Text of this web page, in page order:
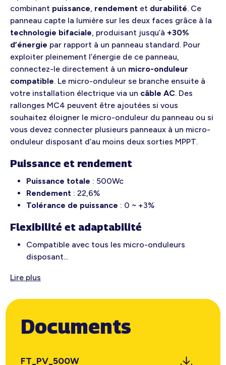
combinant puissance, rendement et durabilité. Ce
panneau capte la lumière sur les deux faces grâce à la
technologie bifaciale, produisant jusqu’à +30%
d’énergie par rapport à un panneau standard. Pour
exploiter pleinement l’énergie de ce panneau,
connectez-le directement à un micro-onduleur
compatible. Le micro-onduleur se branche ensuite à
votre installation électrique via un câble AC. Des
rallonges MC4 peuvent être ajoutées si vous
souhaitez éloigner le micro-onduleur du panneau ou si
vous devez connecter plusieurs panneaux à un micro-
onduleur disposant d’au moins deux sorties MPPT.
Puissance et rendement
Puissance totale : 500Wc
Rendement : 22,6%
Tolérance de puissance : 0 ~ +3%
Flexibilité et adaptabilité
Compatible avec tous les micro-onduleurs
disposant...
Lire plus
Documents
FT_PV_500W